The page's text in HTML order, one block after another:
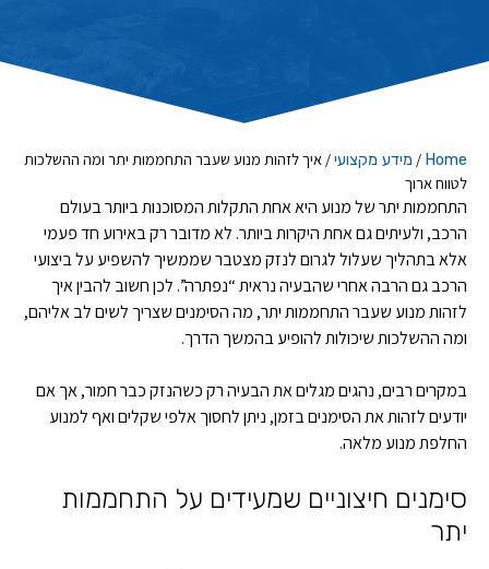
Home
/ מידע מקצועי/ איך לזהות מנוע שעבר התחממות יתר ומה ההשלכות
לטווח ארוך
התחממות יתר של מנוע היא אחת התקלות המסוכנות ביותר בעולם
הרכב, ולעיתים גם אחת היקרות ביותר. לא מדובר רק באירוע חד פעמי
אלא בתהליך שעלול לגרום לנזק מצטבר שממשיך להשפיע על ביצועי
הרכב גם הרבה אחרי שהבעיה נראית “נפתרה”. לכן חשוב להבין איך
לזהות מנוע שעבר התחממות יתר, מה הסימנים שצריך לשים לב אליהם,
ומה ההשלכות שיכולות להופיע בהמשך הדרך.
במקרים רבים, נהגים מגלים את הבעיה רק כשהנזק כבר חמור, אך אם
יודעים לזהות את הסימנים בזמן, ניתן לחסוך אלפי שקלים ואף למנוע
החלפת מנוע מלאה.
סימנים חיצוניים שמעידים על התחממות
יתר